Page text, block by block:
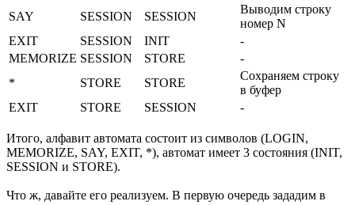
SAY
SESSION SESSION
Выводим строку
номер N
EXIT
SESSION INIT
-
MEMORIZE SESSION STORE
-
*
STORE STORE
Сохраняем строку
в буфер
EXIT
STORE SESSION -
Итого, алфавит автомата состоит из символов (LOGIN,
MEMORIZE, SAY, EXIT, *), автомат имеет 3 состояния (INIT,
SESSION и STORE).
Что ж, давайте его реализуем. В первую очередь зададим в